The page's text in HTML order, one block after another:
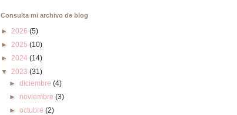
Consulta mi archivo de blog
► 2026 (5)
► 2025 (10)
► 2024 (14)
▼ 2023 (31)
►diciembre(4)
► noviembre(3)
►octubre(2)